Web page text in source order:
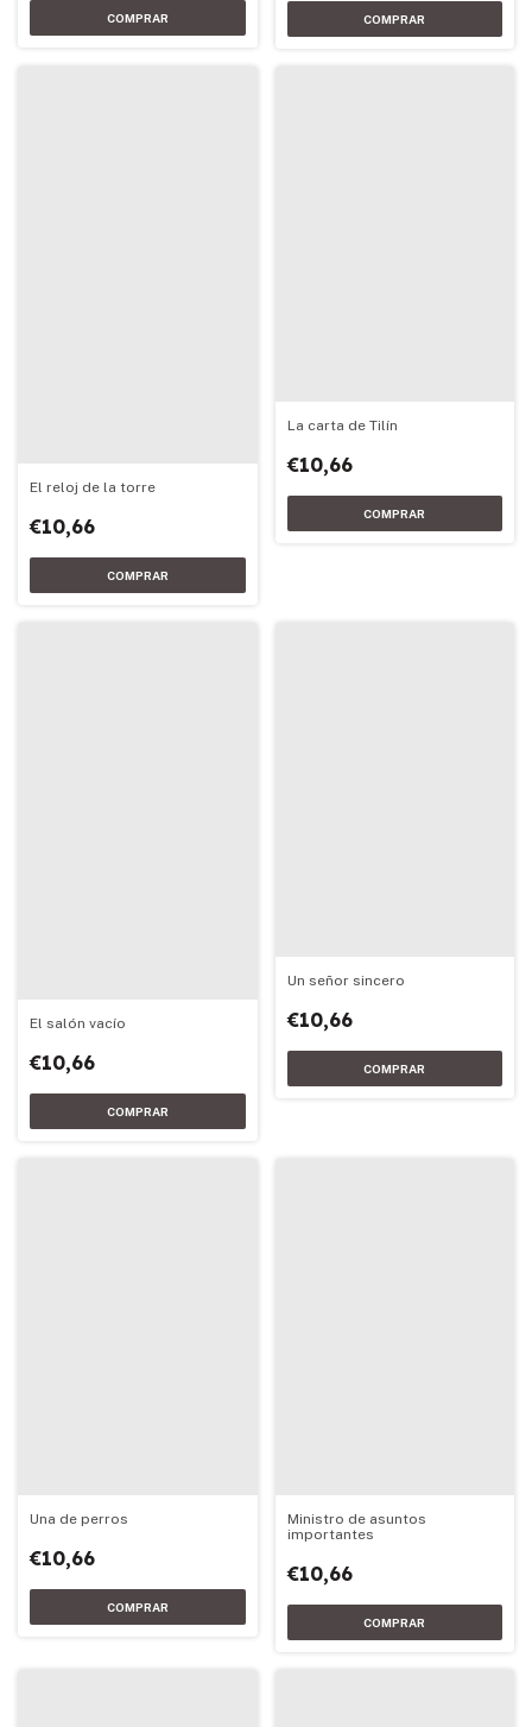
El reloj de la torre
€10,66
La carta de Tilín
€10,66
El salón vacío
€10,66
Un señor sincero
€10,66
Una de perros
€10,66
Ministro de asuntos
importantes
€10,66